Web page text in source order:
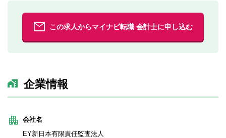
この求人からマイナビ転職 会計士に申し込む
企業情報
会社名
EY新日本有限責任監査法人